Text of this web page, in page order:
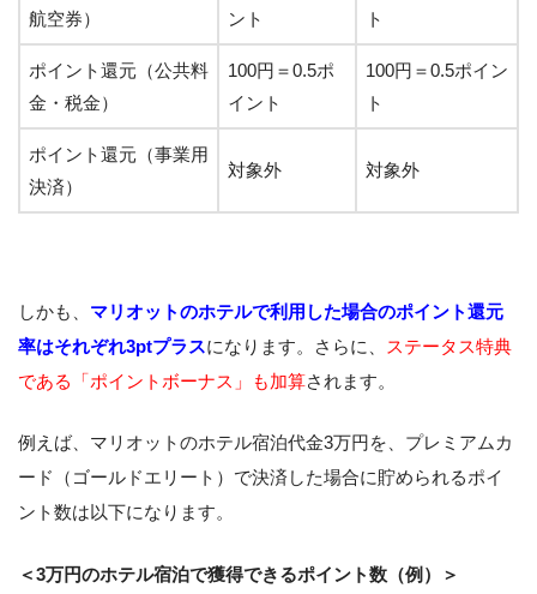
航空券）
ント
ト
ポイント還元（公共料
金・税金）
100円＝0.5ポ
イント
100円＝0.5ポイン
ト
ポイント還元（事業用
決済）
対象外 対象外
しかも、 マリオットのホテルで利用した場合のポイント還元
率はそれぞれ3ptプラスになります。さらに、
ステータス特典
である「ポイントボーナス」も加算されます。
例えば、マリオットのホテル宿泊代金3万円を、プレミアムカ
ード（ゴールドエリート）で決済した場合に貯められるポイ
ント数は以下になります。
＜3万円のホテル宿泊で獲得できるポイント数（例）＞